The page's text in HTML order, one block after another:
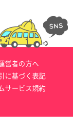
営者の方へ
に基づく表記
サービス規約